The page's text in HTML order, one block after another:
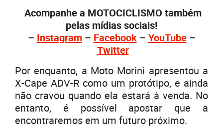
Acompanhe a MOTOCICLISMO também
pelas mídias sociais!
– Instagram– Facebook– YouTube–
Twitter
Por enquanto, a Moto Morini apresentou a
X-Cape ADV-R como um protótipo, e ainda
não cravou quando ela estará à venda. No
entanto, é possível apostar que a
encontraremos em um futuro próximo.